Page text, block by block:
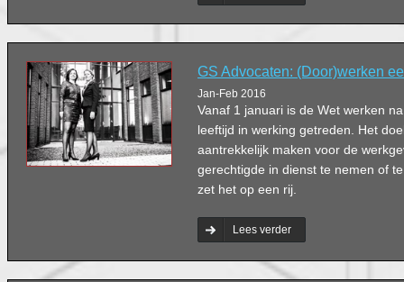
GS Advocaten: (Door)werken
Jan-Feb 2016
Vanaf 1 januari is de Wet werken
leeftijd in werking getreden. Het
aantrekkelijk maken voor de
gerechtigde in dienst te nemen of
zet het op een rij.
Lees verder